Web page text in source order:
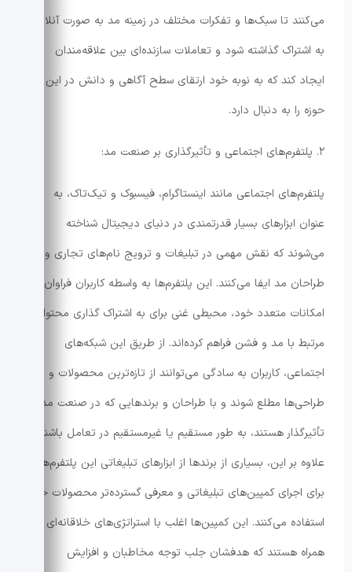
می‌کنند تا سبک‌ها و تفکرات مختلف در زمینه مد به صورت آنلاین
به اشتراک گذاشته شود و تعاملات سازنده‌ای بین علاقه‌مندان
ایجاد کند که به نوبه خود ارتقای سطح آگاهی و دانش در این
حوزه را به دنبال دارد.
۲. پلتفرم‌های اجتماعی و تأثیرگذاری بر صنعت مد:
پلتفرم‌های اجتماعی مانند اینستاگرام، فیسبوک و تیک‌تاک، به
عنوان ابزارهای بسیار قدرتمندی در دنیای دیجیتال شناخته
می‌شوند که نقش مهمی در تبلیغات و ترویج نام‌های تجاری و
طراحان مد ایفا می‌کنند. این پلتفرم‌ها به واسطه کاربران فراوان و
امکانات متعدد خود، محیطی غنی برای به اشتراک گذاری محتوای
مرتبط با مد و فشن فراهم کرده‌اند. از طریق این شبکه‌های
اجتماعی، کاربران به سادگی می‌توانند از تازه‌ترین محصولات و
طراحی‌ها مطلع شوند و با طراحان و برندهایی که در صنعت مد
تأثیرگذار هستند، به طور مستقیم یا غیرمستقیم در تعامل باشند.
علاوه بر این، بسیاری از برندها از ابزارهای تبلیغاتی این پلتفرم‌ها
برای اجرای کمپین‌های تبلیغاتی و معرفی گسترده‌تر محصولات خود
استفاده می‌کنند. این کمپین‌ها اغلب با استراتژی‌های خلاقانه‌ای
همراه هستند که هدفشان جلب توجه مخاطبان و افزایش